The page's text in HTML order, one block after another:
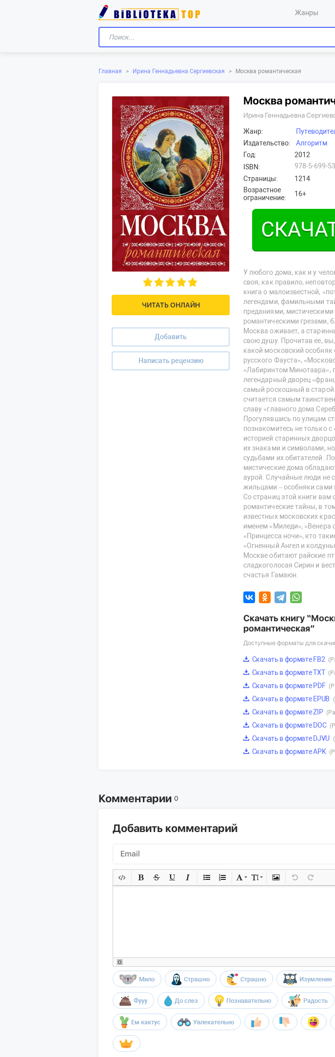
Жанры
Главная > Ирина Геннадьевна Сергиевская > Москва романтическая
ЧИТАТЬ ОНЛАЙН
Добавить
Написать рецензию
Москва
Ирина Геннадьевна
Жанр:
Издательство:
Алгоритм
Год:
2012
ISBN:
978-5-699-
Страницы:
1214
Возрастное
ограничение:
16+
У любого дома, как и у
своя, как правило,
книга о малоизвестной,
легендами, фамильными
преданиями,
романтическими грезами,
Москва оживает, а
свою душу. Прочитав ее,
какой московский
русского Фауста»,
«Лабиринтом Минотавра»,
легендарный дворец
самый роскошный в старой
считается самым
славу «главного дома
Прогулявшись по улицам
познакомитесь не только
историей старинных
их знаками и символами,
судьбами их обитателей.
мистические дома
аурой. Случайные люди не
жильцами – особняки сами
Со страниц этой книги вам
романтические тайны, в
известных московских
именем «Миледи», «Венера
«Принцесса ночи», кто
«Огненный Ангел и
Москве обитают райские
сладкоголосая Сирин и
счастья Гамаюн.
Скачать книгу
романтическая”
Доступные форматы для
Скачать в формате FB2
Скачать в формате TXT
Скачать в формате PDF
Скачать в формате EPUB
Скачать в формате ZIP
Скачать в формате DOC
Скачать в формате DJVU
Скачать в формате APK
Комментарии 0
Добавить комментарий
Мило Страшно Страшно Изумление
Фууу До слез Познавательно Радость
Ем кактус Увлекательно